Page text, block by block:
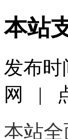
本站
发布
网 |
本站